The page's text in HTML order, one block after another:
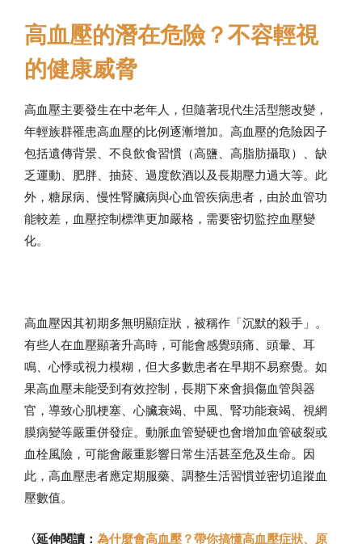
高血壓的潛在危險？不容輕視
的健康威脅
高血壓主要發生在中老年人，但隨著現代生活型態改變，
年輕族群罹患高血壓的比例逐漸增加。高血壓的危險因子
包括遺傳背景、不良飲食習慣（高鹽、高脂肪攝取）、缺
乏運動、肥胖、抽菸、過度飲酒以及長期壓力過大等。此
外，糖尿病、慢性腎臟病與心血管疾病患者，由於血管功
能較差，血壓控制標準更加嚴格，需要密切監控血壓變
化。
高血壓因其初期多無明顯症狀，被稱作「沉默的殺手」。
有些人在血壓顯著升高時，可能會感覺頭痛、頭暈、耳
鳴、心悸或視力模糊，但大多數患者在早期不易察覺。如
果高血壓未能受到有效控制，長期下來會損傷血管與器
官，導致心肌梗塞、心臟衰竭、中風、腎功能衰竭、視網
膜病變等嚴重併發症。動脈血管變硬也會增加血管破裂或
血栓風險，可能會嚴重影響日常生活甚至危及生命。因
此，高血壓患者應定期服藥、調整生活習慣並密切追蹤血
壓數值。
〈延伸閱讀： 為什麼會高血壓？帶你搞懂高血壓症狀、原